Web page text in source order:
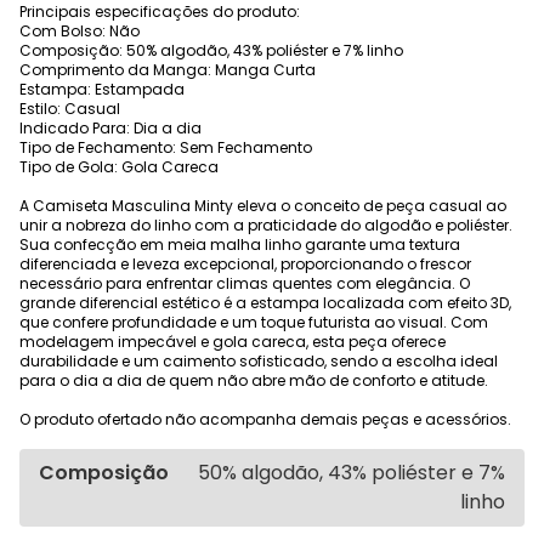
Principais especificações do produto:
Com Bolso: Não
Composição: 50% algodão, 43% poliéster e 7% linho
Comprimento da Manga: Manga Curta
Estampa: Estampada
Estilo: Casual
Indicado Para: Dia a dia
Tipo de Fechamento: Sem Fechamento
Tipo de Gola: Gola Careca
A Camiseta Masculina Minty eleva o conceito de peça casual ao
unir a nobreza do linho com a praticidade do algodão e poliéster.
Sua confecção em meia malha linho garante uma textura
diferenciada e leveza excepcional, proporcionando o frescor
necessário para enfrentar climas quentes com elegância. O
grande diferencial estético é a estampa localizada com efeito 3D,
que confere profundidade e um toque futurista ao visual. Com
modelagem impecável e gola careca, esta peça oferece
durabilidade e um caimento sofisticado, sendo a escolha ideal
para o dia a dia de quem não abre mão de conforto e atitude.
O produto ofertado não acompanha demais peças e acessórios.
Composição
50% algodão, 43% poliéster e 7%
linho